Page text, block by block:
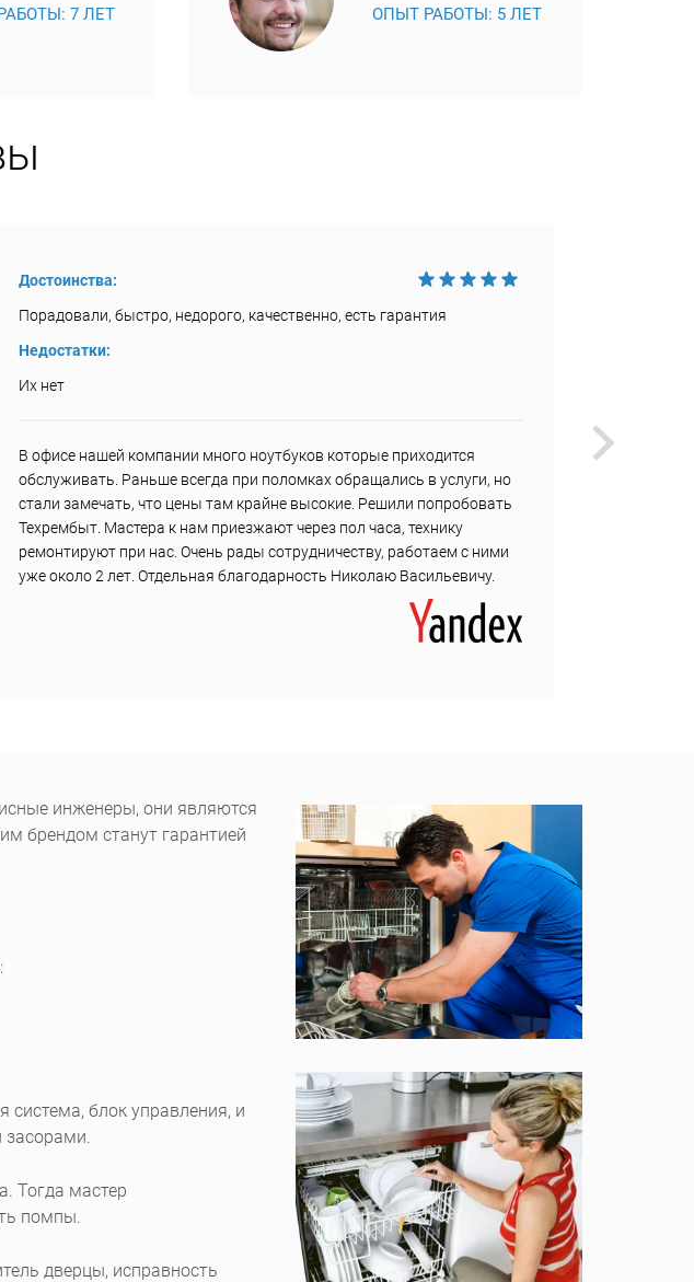
7 ЛЕТ ОПЫТ РАБОТЫ: 5 ЛЕТ
Достоинства:
Порадовали, быстро, недорого, качественно, есть гарантия
Недостатки:
Их нет
В офисе нашей компании много ноутбуков которые приходится
обслуживать. Раньше всегда при поломках обращались в услуги, но
стали замечать, что цены там крайне высокие. Решили попробовать
Техрембыт. Мастера к нам приезжают через пол часа, технику
ремонтируют при нас. Очень рады сотрудничеству, работаем с ними
уже около 2 лет. Отдельная благодарность Николаю Васильевичу.
инженеры, они являются
брендом станут гарантией
блок управления, и
засорами.
Тогда мастер
помпы.
дверцы, исправность